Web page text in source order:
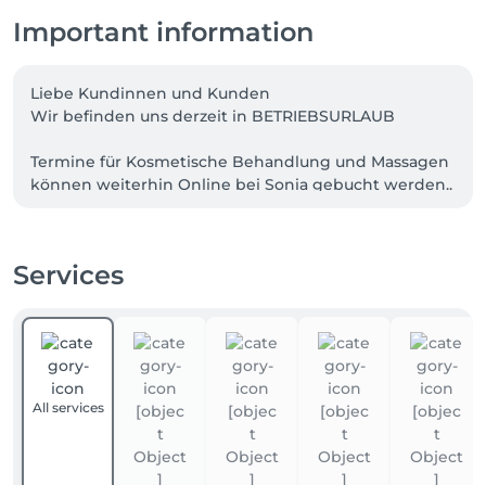
Important information
Liebe Kundinnen und Kunden
Wir befinden uns derzeit in BETRIEBSURLAUB
Termine für Kosmetische Behandlung und Massagen
können weiterhin Online bei Sonia gebucht werden..
Ab den 5.AUGUST  2026 sind wir wieder für euch
wie möglich. Vielen Dank für euer Verständnis. Wir
freuen uns darauf, euch nach unserer Urlaub wieder
begrüßen zu dürfen.
Euer Team von Yeye Naturkosmetik bei Kiki.!!!!!!!
Services
All services